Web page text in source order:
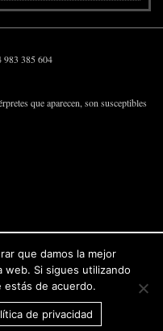
983 385 604
que aparecen, son susceptibles
y León
que damos la mejor
web. Si sigues utilizando
estás de acuerdo.
de privacidad